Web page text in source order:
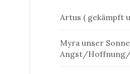
Artus ( gekämpft
Myra unser
Angst/